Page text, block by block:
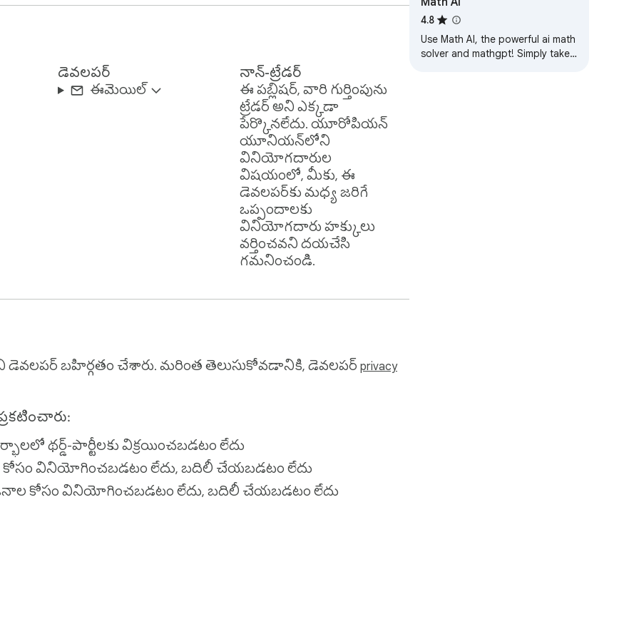
విద్యార్థులు నిర్మాణాత్మక వేగవంతమైన అభ్యాసాన్ని
నిపుణులు వారు అభివృద్ధి చేసే శీఘ్ర గణిత సామర్థ్యాలను
అంకగణిత అభ్యాసం అభివృద్ధి చెందడానికి సహాయపడుతుంది:
డెవలపర్
ఈమెయిల్‌
నాన్-ట్రేడర్
ఈ పబ్లిషర్, వారి గుర్తింపును
ట్రేడర్ అని ఎక్కడా
పేర్కొనలేదు. యూరోపియన్
యూనియన్‌లోని
వినియోగదారుల
విషయంలో, మీకు, ఈ
డెవలపర్‌కు మధ్య జరిగే
ఒప్పందాలకు
వినియోగదారు హక్కులు
వర్తించవని దయచేసి
గమనించండి.
బహిర్గతం చేశారు. మరింత తెలుసుకోవడానికి, డెవలపర్ privacy
థర్డ్-పార్టీలకు విక్రయించబడటం లేదు
వినియోగించబడటం లేదు, బదిలీ చేయబడటం లేదు
కోసం వినియోగించబడటం లేదు, బదిలీ చేయబడటం లేదు
4.8
Use Math AI, the powerful ai math
solver and mathgpt! Simply take